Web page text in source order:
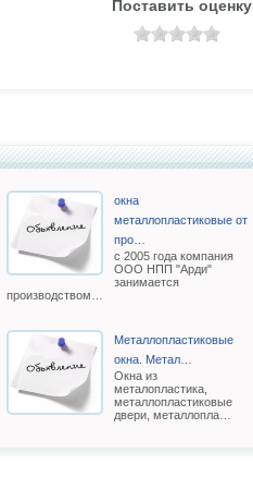
Поставить оценку
окна
металлопластиковые от
про…
с 2005 года компания
ООО НПП "Арди"
занимается
производством…
Металлопластиковые
окна. Метал…
Окна из
металопластика,
металлопластиковые
двери, металлопла…